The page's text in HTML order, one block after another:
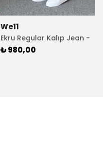
We11
Ekru Regular Kalıp Jean -
Kot Pantolon
₺ 980,00